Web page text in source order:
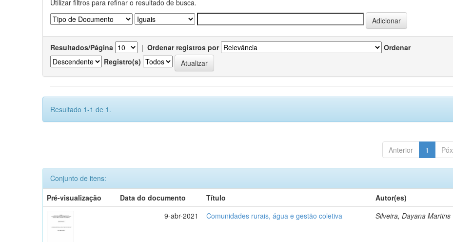
Utilizar filtros para refinar o resultado de busca.
Resultados/Página | Ordenar registros por
Ordenar
Registro(s)
Resultado 1-1 de 1.
Anterior 1
Conjunto de itens:
Pré-visualização
Data do documento Título
Autor(es)
9-abr-2021
Comunidades rurais, água e gestão coletiva Silveira, Dayana Martins